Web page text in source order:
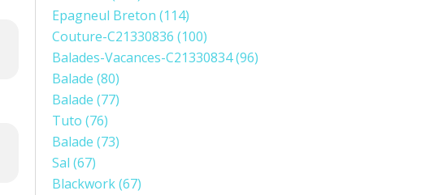
Epagneul Breton (114)
Couture-C21330836 (100)
Balades-Vacances-C21330834(96)
Balade (80)
Balade (77)
Tuto (76)
Balade (73)
Sal (67)
Blackwork(67)